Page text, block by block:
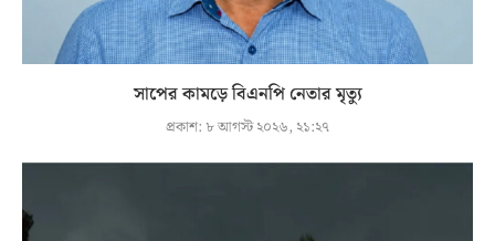
সাপের কামড়ে বিএনপি নেতার মৃত্যু
প্রকাশ: ৮ আগস্ট ২০২৬, ২১:২৭